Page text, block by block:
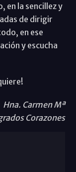
en la sencillez y
de dirigir
en ese
y escucha
Hna. Carmen Mª
Corazones